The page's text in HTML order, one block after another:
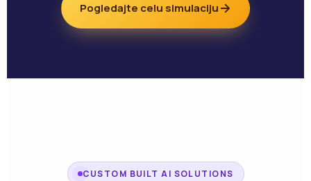
Pogledajte celu simulaciju
CUSTOM BUILT AI SOLUTIONS